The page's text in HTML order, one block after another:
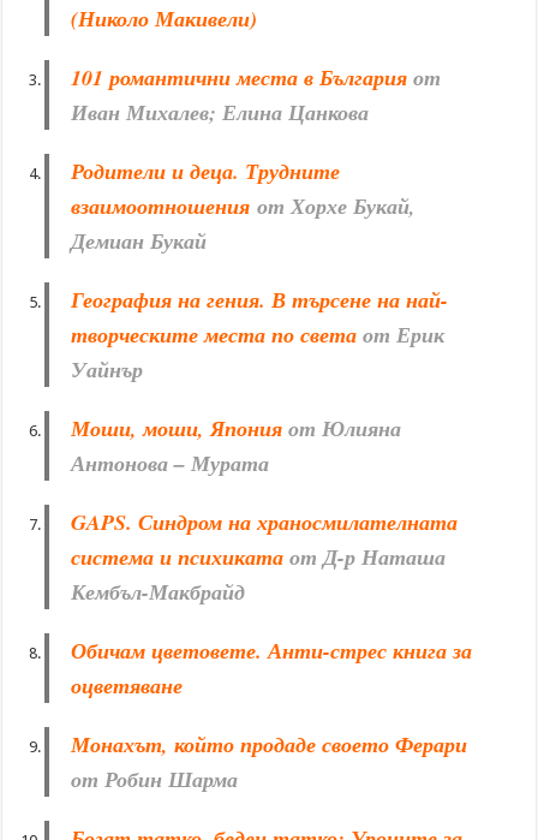
(Николо Макивели)
101 романтични места в България от
Иван Михалев; Елина Цанкова
Родители и деца. Трудните
взаимоотношенияот Хорхе Букай,
Демиан Букай
География на гения. В търсене на най-
творческите места по света от Ерик
Уайнър
Моши, моши, Япония от Юлияна
Антонова – Мурата
GAPS. Синдром на храносмилателната
система и психикатаот Д-р Наташа
Кембъл-Макбрайд
Обичам цветовете. Анти-стрес книга за
оцветяване
Монахът, който продаде своето Ферари
от Робин Шарма